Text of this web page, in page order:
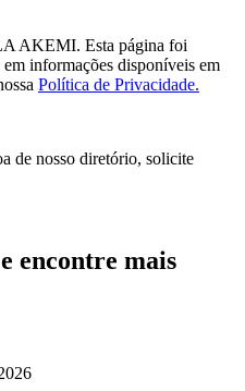
AKEMI. Esta página foi
em informações disponíveis em
Política de Privacidade.
de nosso diretório, solicite
encontre mais